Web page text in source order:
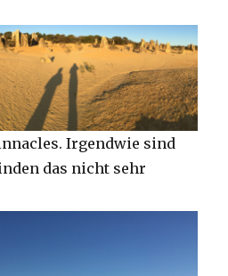
Irgendwie sind
das nicht sehr